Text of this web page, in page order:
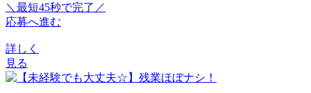
＼最短45秒で完了／
応募へ進む
詳しく
見る